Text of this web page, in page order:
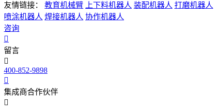
友情链接：
教育机械臂 上下料机器人 装配机器人 打磨机器人
喷涂机器人 焊接机器人 协作机器人
咨询
留言
400-852-9898
集成商合作伙伴